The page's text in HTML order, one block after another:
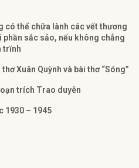
có thể chữa lành các vết thương
sắc sảo, nếu không chẳng
trĩnh
Xuân Quỳnh và bài thơ “Sóng”
trích Trao duyên
1930 – 1945